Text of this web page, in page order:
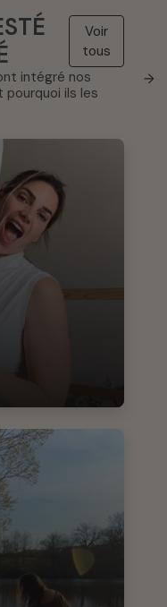
Voir
tous
→
intégré nos
pourquoi ils les